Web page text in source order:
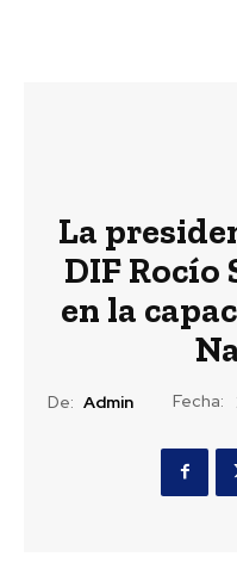
La
DIF
en la
De: Admin Fecha: